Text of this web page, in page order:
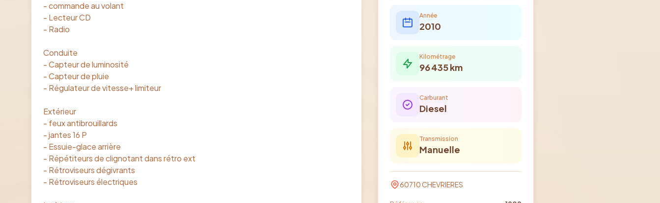
- commande au volant
- Lecteur CD
- Radio
Conduite
- Capteur de luminosité
- Capteur de pluie
- Régulateur de vitesse+ limiteur
Extérieur
- feux antibrouillards
- jantes 16 P
- Essuie-glace arrière
- Répétiteurs de clignotant dans rétro ext
- Rétroviseurs dégivrants
- Rétroviseurs électriques
Année
2010
Kilométrage
96 435km
Carburant
Diesel
Transmission
Manuelle
60710CHEVRIERES